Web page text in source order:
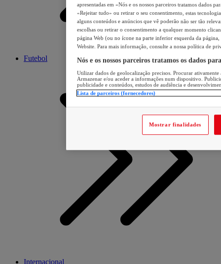
Futebol
Internacional
apresentadas em «Nós e os nossos parceiros tratamos dados
«Rejeitar tudo» ou retirar o seu consentimento, estas
alguns conteúdos e anúncios que vê poderão não ser tão
escolhas ou retirar o consentimento a qualquer momento
página Web (ou no ícone na parte inferior esquerda da página,
Website. Para mais informação, consulte a nossa política de
Nós e os nossos parceiros tratamos os dados
Utilizar dados de geolocalização precisos. Procurar
Armazenar e/ou aceder a informações num dispositivo.
publicidade e conteúdos, estudos de audiência e
Lista de parceiros (fornecedores)
Mostrar finalidades